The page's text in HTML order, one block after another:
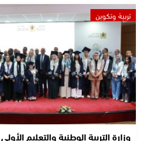
تربية وتكوين
وزارة التربية الوطنية والتعليم